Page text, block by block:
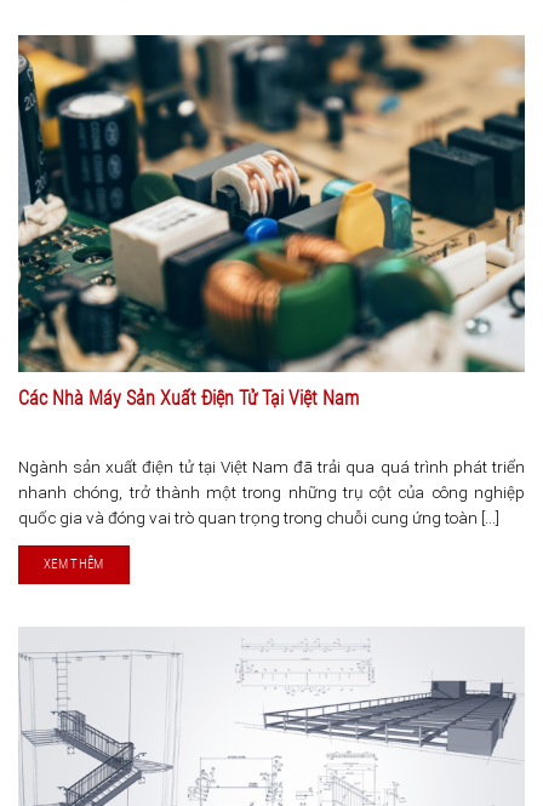
Các Nhà Máy Sản Xuất Điện Tử Tại Việt Nam
Ngành sản xuất điện tử tại Việt Nam đã trải qua quá trình phát triển
nhanh chóng, trở thành một trong những trụ cột của công nghiệp
quốc gia và đóng vai trò quan trọng trong chuỗi cung ứng toàn [...]
XEM THÊM